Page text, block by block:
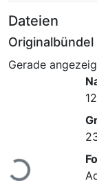
Dateien
Originalbündel
Gerade
Lade...